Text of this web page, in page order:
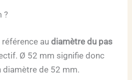
?
référence audiamètre du pas
Ø 52 mm signifie donc
diamètre de 52 mm.